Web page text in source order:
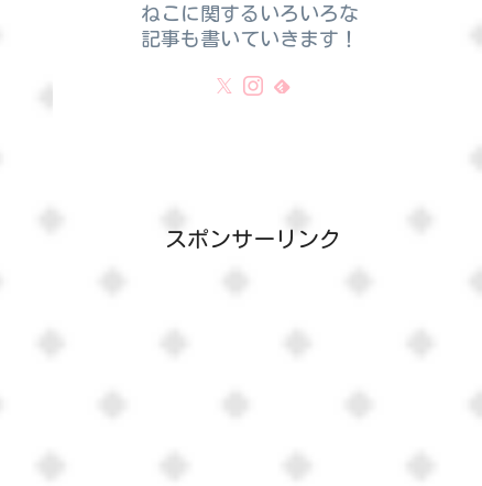
ねこに関するいろいろな
記事も書いていきます！
スポンサーリンク